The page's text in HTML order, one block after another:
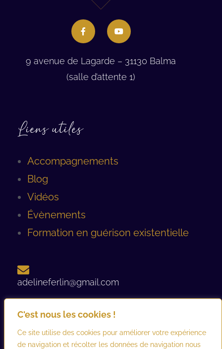
C'est nous les cookies !
Ce site utilise des cookies pour améliorer votre expérience
de navigation et récolter les données de navigation nous
9 avenue de Lagarde – 31130 Balma
(salle d’attente 1)
Liens utiles
Accompagnements
Blog
Vidéos
Évènements
Formation en guérison existentielle
adelineferlin@gmail.com